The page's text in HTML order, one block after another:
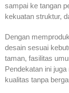
sampai ke tangan
kekuatan struktur,
Dengan
desain sesuai
taman, fasilitas
Pendekatan ini
kualitas tanpa